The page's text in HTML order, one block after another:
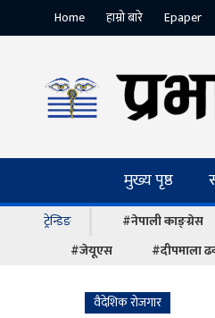
Home हाम्रो बारे Epaper
मुख्य पृष्ठ
ट्रेन्डिङ #नेपाली काङ्ग्रेस
#जेयूएस
#दीपमाला
वैदेशिक रोजगार